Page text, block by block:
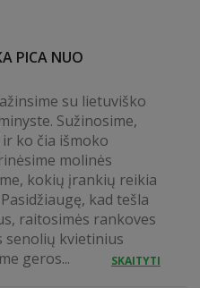
PICA NUO
su lietuviško
Sužinosime,
ko čia išmoko
molinės
kokių įrankių reikia
kad tešla
raitosimės rankoves
senolių kvietinius
geros...
SKAITYTI